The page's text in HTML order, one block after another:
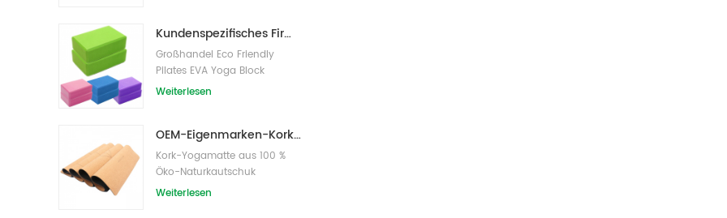
Kundenspezifisches Firmenzeichen der neuen Art Großhandelsnatürliche EVA-Schaum-Yoga-Blöcke/Ziegelsteine
Großhandel Eco Friendly
Pilates EVA Yoga Block
s/Bricks
Weiterlesen
OEM-Eigenmarken-Kork-Yogamatte mit individuellem Design
Kork-Yogamatte aus 100 %
Öko-Naturkautschuk
Weiterlesen